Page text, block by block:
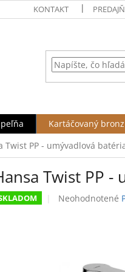
KONTAKT
Kartáčovaný bronz
Twist PP - umývadlová
Twist PP
Priemerné
Neohodnotené